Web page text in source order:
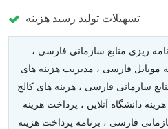
تسهیلات تولید رسید هزینه
ریزی منابع سازمانی فارسی ،
موبایل فارسی ، مدیریت هزینه های
سازمانی فارسی ، هزینه های کالج
دانشگاه آنلاین ، پرداخت هزینه
فارسی ، برنامه پرداخت هزینه